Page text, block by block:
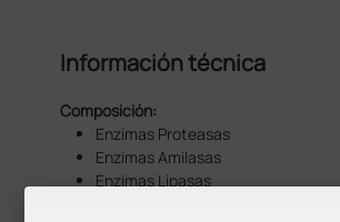
Información técnica
Composición:
Enzimas Proteasas
Enzimas Amilasas
Enzimas Lipasas